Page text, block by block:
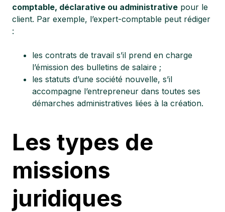
comptable, déclarative ou administrative pour le
client. Par exemple, l’expert-comptable peut rédiger
:
les contrats de travail s’il prend en charge
l’émission des bulletins de salaire ;
les statuts d’une société nouvelle, s’il
accompagne l’entrepreneur dans toutes ses
démarches administratives liées à la création.
Les types de
missions
juridiques